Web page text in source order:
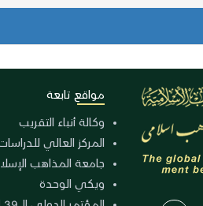
مواقع تابعة
وكالة أنباء التقريب
المركز العالي
جامعة المذاهب
ويكي الوحدة